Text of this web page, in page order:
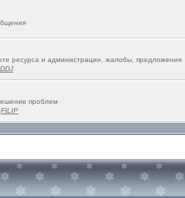
ресурса и администрации, жалобы, предложения
проблем
FILIP